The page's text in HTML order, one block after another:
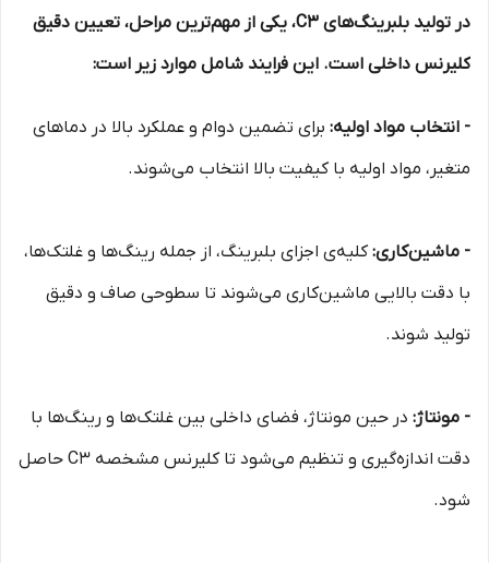
در تولید بلبرینگ‌های C3، یکی از مهم‌ترین مراحل، تعیین دقیق
کلیرنس داخلی است. این فرایند شامل موارد زیر است:
- انتخاب مواد اولیه: برای تضمین دوام و عملکرد بالا در دماهای
متغیر، مواد اولیه با کیفیت بالا انتخاب می‌شوند.
- ماشین‌کاری:کلیه‌ی اجزای بلبرینگ، از جمله رینگ‌ها و غلتک‌ها،
با دقت بالایی ماشین‌کاری می‌شوند تا سطوحی صاف و دقیق
تولید شوند.
- مونتاژ: در حین مونتاژ، فضای داخلی بین غلتک‌ها و رینگ‌ها با
دقت اندازه‌گیری و تنظیم می‌شود تا کلیرنس مشخصه C3 حاصل
شود.